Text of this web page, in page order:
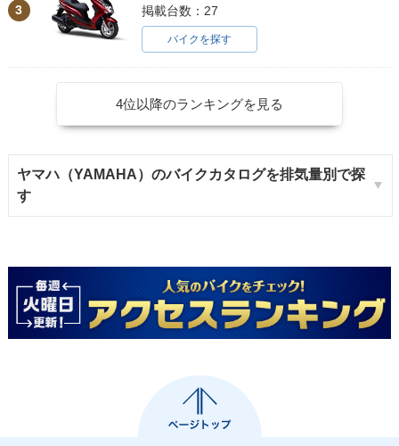
3
掲載台数：27
バイクを探す
4位以降のランキングを見る
ヤマハ（YAMAHA）のバイクカタログを排気量別で探
す